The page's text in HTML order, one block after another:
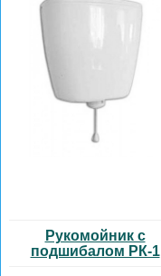
Рукомойник с
подшибалом РК-1